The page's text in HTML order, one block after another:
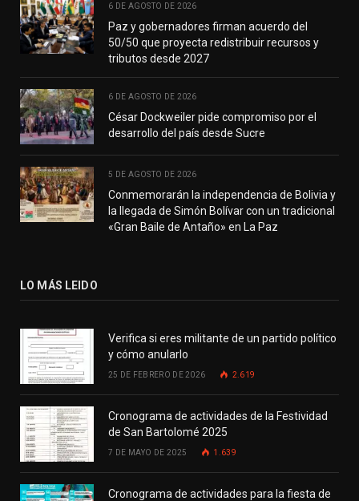
6 DE AGOSTO DE 2026
Paz y gobernadores firman acuerdo del
50/50 que proyecta redistribuir recursos y
tributos desde 2027
6 DE AGOSTO DE 2026
César Dockweiler pide compromiso por el
desarrollo del país desde Sucre
5 DE AGOSTO DE 2026
Conmemorarán la independencia de Bolivia y
la llegada de Simón Bolívar con un tradicional
«Gran Baile de Antaño» en La Paz
LO MÁS LEIDO
Verifica si eres militante de un partido político
y cómo anularlo
25 DE FEBRERO DE 2026 2.619
Cronograma de actividades de la Festividad
de San Bartolomé 2025
7 DE MAYO DE 2025 1.639
Cronograma de actividades para la fiesta de